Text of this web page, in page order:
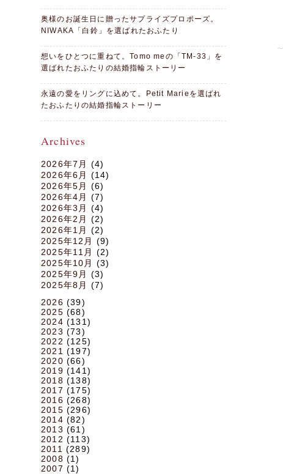
奥様のお誕生日に贈ったサプライズプロポーズ。
NIWAKA「白鈴」を選ばれたおふたり
想いをひとつに重ねて。Tomo meの「TM-33」を
選ばれたおふたりの結婚指輪ストーリー
永遠の愛をリングに込めて。Petit Marieを選ばれ
たおふたりの結婚指輪ストーリー
Archives
2026年7月
(4)
2026年6月
(14)
2026年5月
(6)
2026年4月
(7)
2026年3月
(4)
2026年2月
(2)
2026年1月
(2)
2025年12月
(9)
2025年11月
(2)
2025年10月
(3)
2025年9月
(3)
2025年8月
(7)
2026 (39)
2025 (68)
2024 (131)
2023 (73)
2022 (125)
2021 (197)
2020 (66)
2019 (141)
2018 (138)
2017 (175)
2016 (268)
2015 (296)
2014 (82)
2013 (61)
2012 (113)
2011 (289)
2008 (1)
2007 (1)